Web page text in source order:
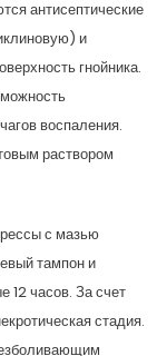
антисептические
и
гнойника.
воспаления.
раствором
с мазью
тампон и
12 часов. За счет
стадия.